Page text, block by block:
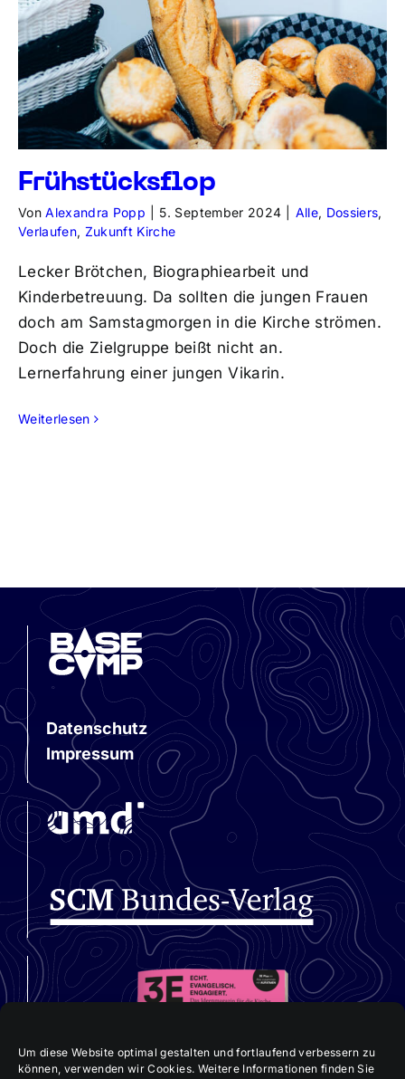
Um diese Website optimal gestalten und fortlaufend verbessern zu
können, verwenden wir Cookies. Weitere Informationen finden Sie
Frühstücksflop
VonAlexandra Popp 5. September 2024 Alle, Dossiers,
Verlaufen, Zukunft Kirche
Lecker Brötchen, Biographiearbeit und
Kinderbetreuung. Da sollten die jungen Frauen
doch am Samstagmorgen in die Kirche strömen.
Doch die Zielgruppe beißt nicht an.
Lernerfahrung einer jungen Vikarin.
Weiterlesen
Datenschutz
Impressum